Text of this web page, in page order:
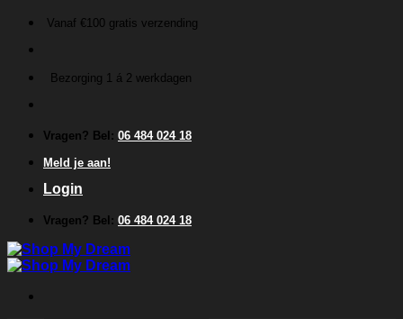
inhoud
Vanaf €100 gratis verzending
Bezorging 1 á 2 werkdagen
Vragen? Bel: 06 484 024 18
Meld je aan!
Login
Vragen? Bel: 06 484 024 18